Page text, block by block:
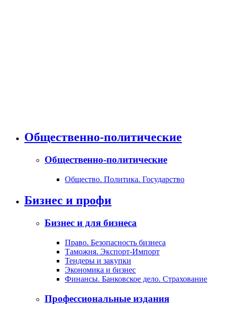
Общественно-политические
Общественно-политические
Общество. Политика. Государство
Бизнес и профи
Бизнес и для бизнеса
Право. Безопасность бизнеса
Таможня. Экспорт-Импорт
Тендеры и закупки
Экономика и бизнес
Финансы. Банковское дело. Страхование
Профессиональные издания